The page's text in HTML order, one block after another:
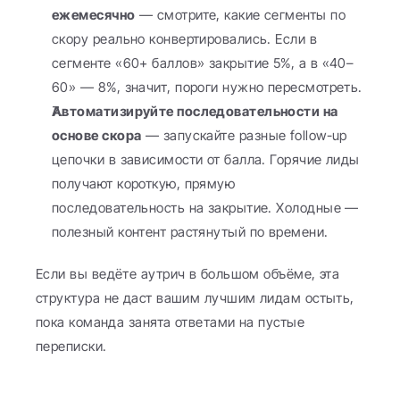
ежемесячно — смотрите, какие сегменты по
скору реально конвертировались. Если в
сегменте «60+ баллов» закрытие 5%, а в «40–
60» — 8%, значит, пороги нужно пересмотреть.
Автоматизируйте последовательности на
основе скора — запускайте разные follow-up
цепочки в зависимости от балла. Горячие лиды
получают короткую, прямую
последовательность на закрытие. Холодные —
полезный контент растянутый по времени.
Если вы ведёте аутрич в большом объёме, эта
структура не даст вашим лучшим лидам остыть,
пока команда занята ответами на пустые
переписки.